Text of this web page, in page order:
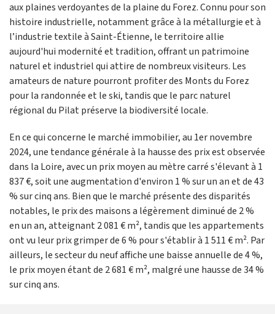
aux plaines verdoyantes de la plaine du Forez. Connu pour son
histoire industrielle, notamment grâce à la métallurgie et à
l’industrie textile à Saint-Étienne, le territoire allie
aujourd'hui modernité et tradition, offrant un patrimoine
naturel et industriel qui attire de nombreux visiteurs. Les
amateurs de nature pourront profiter des Monts du Forez
pour la randonnée et le ski, tandis que le parc naturel
régional du Pilat préserve la biodiversité locale.
En ce qui concerne le marché immobilier, au 1er novembre
2024, une tendance générale à la hausse des prix est observée
dans la Loire, avec un prix moyen au mètre carré s'élevant à 1
837 €, soit une augmentation d'environ 1 % sur un an et de 43
% sur cinq ans. Bien que le marché présente des disparités
notables, le prix des maisons a légèrement diminué de 2 %
en un an, atteignant 2 081 € m², tandis que les appartements
ont vu leur prix grimper de 6 % pour s'établir à 1 511 € m². Par
ailleurs, le secteur du neuf affiche une baisse annuelle de 4 %,
le prix moyen étant de 2 681 € m², malgré une hausse de 34 %
sur cinq ans.